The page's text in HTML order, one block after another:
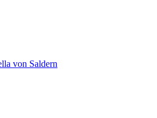
von Saldern